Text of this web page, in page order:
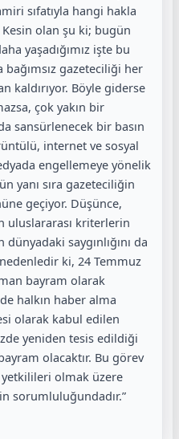
sıfatıyla hangi hakla
olan şu ki; bugün
yaşadığımız işte bu
gazeteciliği her
kaldırıyor. Böyle giderse
çok yakın bir
sansürlenecek bir basın
internet ve sosyal
engellemeye yönelik
yanı sıra gazeteciliğin
geçiyor. Düşünce,
uluslararası kriterlerin
saygınlığını da
ki, 24 Temmuz
bayram olarak
halkın haber alma
olarak kabul edilen
yeniden tesis edildiği
olacaktır. Bu görev
olmak üzere
sorumluluğundadır.”